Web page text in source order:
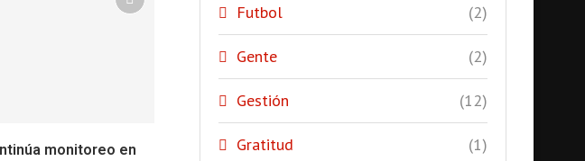
monitoreo en
Futbol (2)
Gente (2)
Gestión (12)
Gratitud (1)